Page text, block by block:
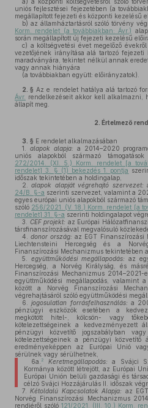
uniós fejlesztései fejezetében (a
megállapított fejezeti és központi kezelésű
b) az államháztartásról szóló törvény
Korm. rendelet (a továbbiakban: Ávr.)
során megállapított új fejezeti kezelésű
c) a költségvetési évet megelőző
vezetőjének irányítása alá tartozó fejezeti
maradványára, tekintet nélkül annak
vagy annak hiányára
(a továbbiakban együtt: előirányzatok).
2. § Az e rendelet hatálya alá tartozó
Ávr. rendelkezéseit akkor kell alkalmazni,
állapít meg.
2. Értelmező
3. § E rendelet alkalmazásában
1.
alapok alapja: a 2014–2020
uniós alapokból származó
272/2014. (XI. 5.) Korm. rendelet [a
rendelet] 3. § (1) bekezdés 1. pontja
időszak tekintetében a holdingalap,
2.
alapok alapját végrehajtó szervezet:
24/B. §-a szerinti szervezet, valamint a
egyes európai uniós alapokból származó
szóló 256/2021. (V. 18.) Korm. rendelet [a
rendelet] 31. §-a szerinti holdingalapot
3.
CEF projekt: az Európai
társfinanszírozásával megvalósuló
4.
donor ország: az EGT Finanszírozási
Liechtensteini Hercegség és a
Finanszírozási Mechanizmus tekintetében
5.
együttműködési megállapodás: az
Hercegség, a Norvég Királyság, és
Finanszírozási Mechanizmus 2014–2021-
együttműködési megállapodás, valamint
között a Norvég Finanszírozási
végrehajtásáról szóló együttműködési
6.
jogosulatlan forrásfelhasználás: a
pénzügyi eszközök esetében a
megkötött hitel-, kölcsön- vagy
kötelezettségeinek a kedvezményezett
pénzügyi közvetítő jogszabályban
kötelezettségeinek a pénzügyi közvetítő
eredményeképpen az Európai Unió
sérülnek vagy sérülhetnek,
6a. 2 Keretmegállapodás:a Svájci
Kormánya között létrejött, az Európai
Európai Unión belüli gazdasági és
célzó Svájci Hozzájárulás II. időszak
7.
Kétoldalú Kapcsolatok Alapja: az
Norvég Finanszírozási Mechanizmus
rendjéről szóló 121/2021. (III. 10.) Korm.